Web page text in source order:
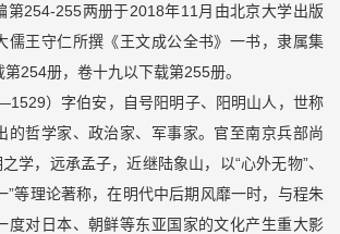
第254-255两册于2018年11月由北京大学出版
儒王守仁所撰《王文成公全书》一书，隶属集
254册，卷十九以下载第255册。
）字伯安，自号阳明子、阳明山人，世称
的哲学家、政治家、军事家。官至南京兵部尚
学，远承孟子，近继陆象山，以“心外无物”、
”等理论著称，在明代中后期风靡一时，与程朱
度对日本、朝鲜等东亚国家的文化产生重大影